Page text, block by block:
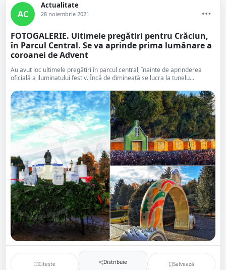
AC
Actualitate
28 noiembrie 2021
FOTOGALERIE. Ultimele pregătiri pentru Crăciun,
în Parcul Central. Se va aprinde prima lumânare a
coroanei de Advent
Au avut loc ultimele pregătiri în parcul central, înainte de aprinderea
oficială a iluminatului festiv. Încă de dimineață se lucra la tunelu...
Citește Distribuie Salvează